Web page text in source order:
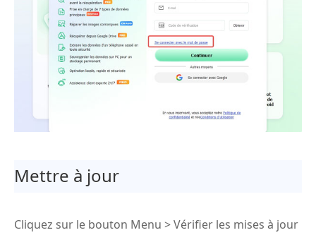
Mettre à jour
Cliquez sur le bouton Menu > Vérifier les mises à jour